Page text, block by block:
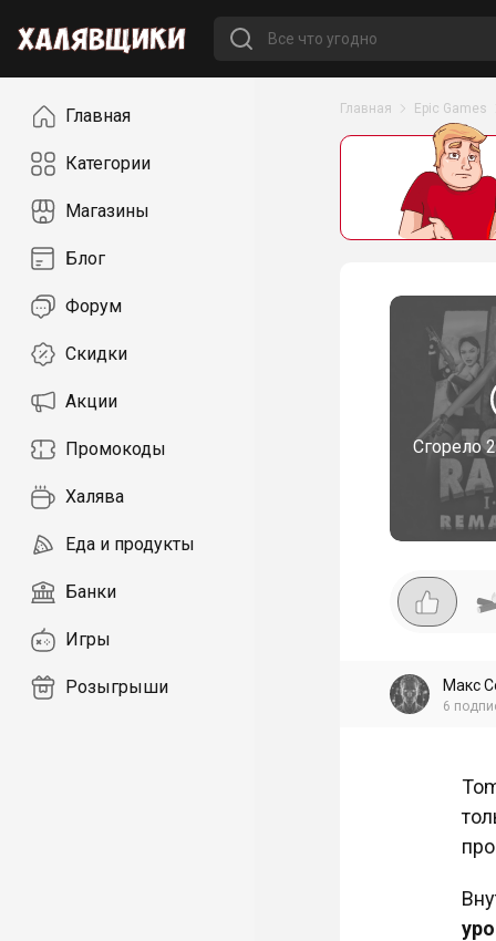
НавигацияГлавная
Категории
Магазины
Блог
Форум
Скидки
Акции
Промокоды
Халява
Еда и продукты
Банки
Игры
Розыгрыши
Главная Epic Games
Сгорело
Макс
6